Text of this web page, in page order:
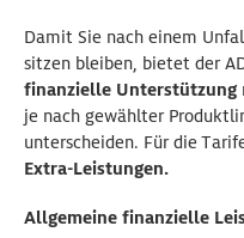
Damit Sie nach einem
sitzen bleiben, bietet der
finanzielle Unterstützung
je nach gewählter
unterscheiden. Für die
Extra-Leistungen.
Allgemeine finanzielle